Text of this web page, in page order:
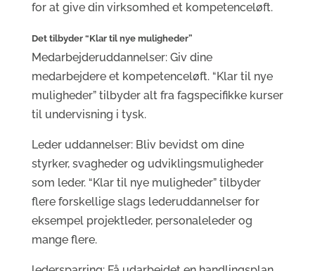
for at give din virksomhed et kompetenceløft.
Det tilbyder “Klar til nye muligheder”
Medarbejderuddannelser: Giv dine
medarbejdere et kompetenceløft. “Klar til nye
muligheder” tilbyder alt fra fagspecifikke kurser
til undervisning i tysk.
Leder uddannelser: Bliv bevidst om dine
styrker, svagheder og udviklingsmuligheder
som leder. “Klar til nye muligheder” tilbyder
flere forskellige slags lederuddannelser for
eksempel projektleder, personaleleder og
mange flere.